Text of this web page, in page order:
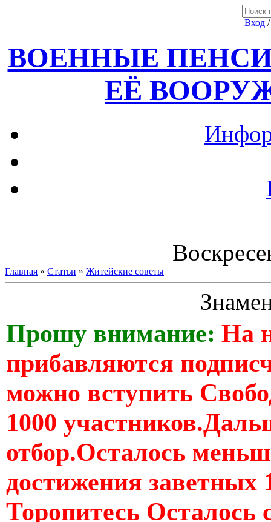
Вход
ВОЕННЫЕ
ЕЁ
Главная » Статьи » Житейские советы
Прошу внимание: На
прибавляются
можно вступить
1000
отбор.Осталось
достижения заветных
Торопитесь Осталось